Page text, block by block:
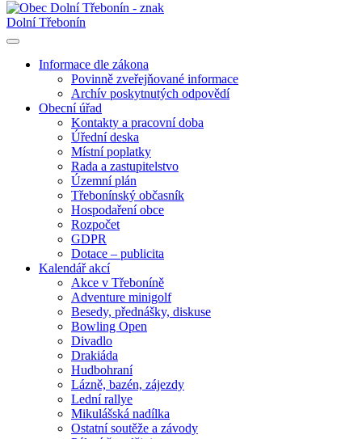
Dolní Třebonín
Informace dle zákona
Povinně zveřejňované informace
Archív poskytnutých odpovědí
Obecní úřad
Kontakty a pracovní doba
Úřední deska
Místní poplatky
Rada a zastupitelstvo
Územní plán
Třebonínský občasník
Hospodaření obce
Rozpočet
GDPR
Dotace – publicita
Kalendář akcí
Akce v Třeboníně
Adventure minigolf
Besedy, přednášky, diskuse
Bowling Open
Divadlo
Drakiáda
Hudbohraní
Lázně, bazén, zájezdy
Lední rallye
Mikulášská nadílka
Ostatní soutěže a závody